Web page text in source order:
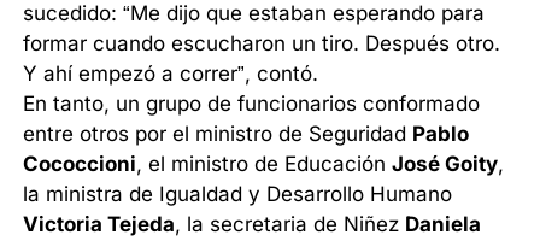
sucedido: “Me dijo que estaban esperando para
formar cuando escucharon un tiro. Después otro.
Y ahí empezó a correr”, contó.
En tanto, un grupo de funcionarios conformado
entre otros por el ministro de Seguridad Pablo
Cococcioni, el ministro de EducaciónJosé Goity,
la ministra de Igualdad y Desarrollo Humano
Victoria Tejeda, la secretaria de Niñez Daniela